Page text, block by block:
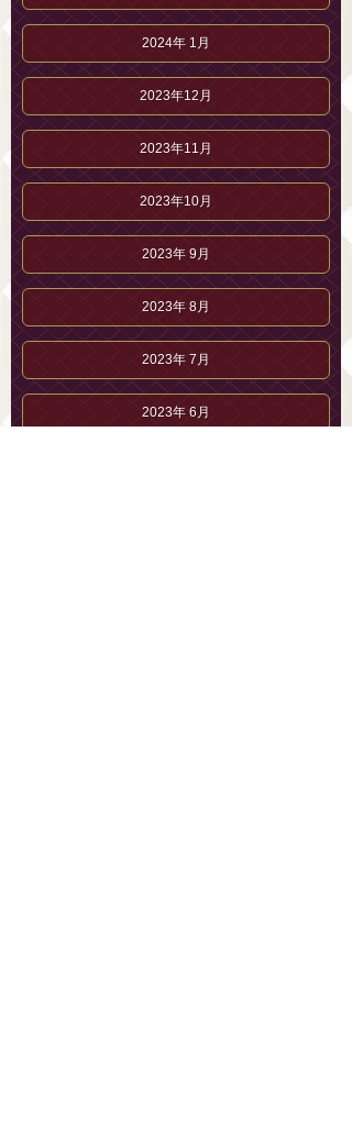
2024年 1月
2023年12月
2023年11月
2023年10月
2023年 9月
2023年 8月
2023年 7月
2023年 6月